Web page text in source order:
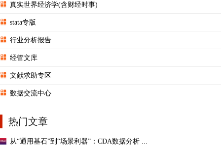
真实世界经济学(含财经时事)
stata专版
行业分析报告
经管文库
文献求助专区
数据交流中心
热门文章
从“通用基石”到“场景利器”：CDA数据分析 ...